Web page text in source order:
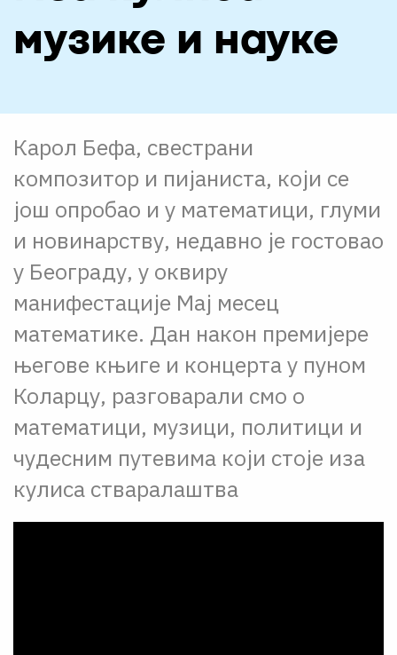
ЦПН
музике и науке
Карол Бефа, свестрани
композитор и пијаниста, који се
још опробао и у математици, глуми
и новинарству, недавно је гостовао
у Београду, у оквиру
манифестације Мај месец
математике. Дан након премијере
његове књиге и концерта у пуном
Коларцу, разговарали смо о
математици, музици, политици и
чудесним путевима који стоје иза
кулиса стваралаштва